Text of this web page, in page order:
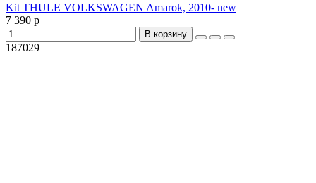
Kit THULE VOLKSWAGEN Amarok, 2010- new
7 390 р
В корзину
187029